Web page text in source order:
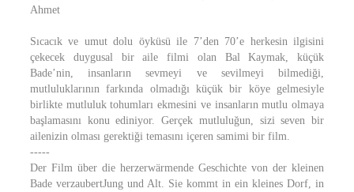
Ahmet
Sıcacık ve umut dolu öyküsü ile 7’den 70’e herkesin ilgisini
çekecek duygusal bir aile filmi olan Bal Kaymak, küçük
Bade’nin, insanların sevmeyi ve sevilmeyi bilmediği,
mutluluklarının farkında olmadığı küçük bir köye gelmesiyle
birlikte mutluluk tohumları ekmesini ve insanların mutlu olmaya
başlamasını konu ediniyor. Gerçek mutluluğun, sizi seven bir
ailenizin olması gerektiği temasını içeren samimi bir film.
-----
Der Film über die herzerwärmende Geschichte von der kleinen
Bade verzaubertJung und Alt. Sie kommt in ein kleines Dorf, in